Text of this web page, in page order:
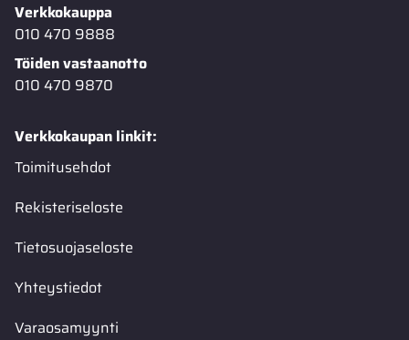
Verkkokauppa
010 470 9888
Töiden vastaanotto
010 470 9870
Verkkokaupan linkit:
Toimitusehdot
Rekisteriseloste
Tietosuojaseloste
Yhteystiedot
Varaosamyynti